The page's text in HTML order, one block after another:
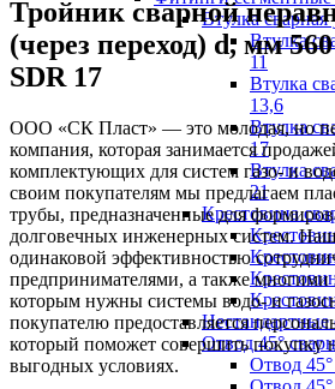
Втулка сварная
Втулка
11
Втулка
13,6
Втулка
17
Втулка
21
Крестовина
Отвод 45°
Отвод
Тройник сварной
(через переход) d, мм
SDR 17
ООО «СК Пласт» — это молодая, но
компания, которая занимается
комплектующих для систем газо- и
своим покупателям мы предлагаем
трубы, предназначенные для
долговечных инженерных систем.
одинаковой эффективностью
предпринимателями, а также многими
которым нужны системы водо- и
покупателю предоставляется
который поможет совершить покупку
выгодных условиях.